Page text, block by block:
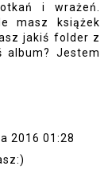
i wrażeń.
masz książek
jakiś folder z
Jestem
2016 01:28